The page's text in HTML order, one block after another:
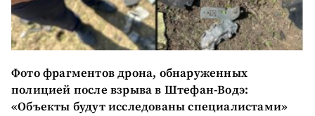
Фото фрагментов дрона, обнаруженных
полицией после взрыва в Штефан-Водэ:
«Объекты будут исследованы специалистами»